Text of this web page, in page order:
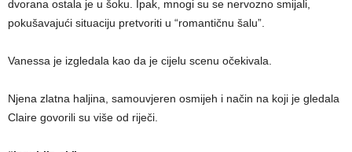
dvorana ostala je u šoku. Ipak, mnogi su se nervozno smijali,
pokušavajući situaciju pretvoriti u “romantičnu šalu”.
Vanessa je izgledala kao da je cijelu scenu očekivala.
Njena zlatna haljina, samouvjeren osmijeh i način na koji je gledala
Claire govorili su više od riječi.